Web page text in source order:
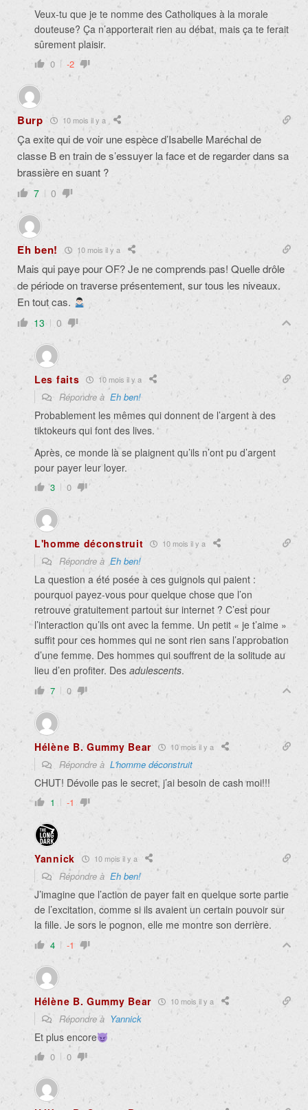
Veux-tu que je te nomme des Catholiques à la morale
douteuse? Ça n’apporterait rien au débat, mais ça te ferait
sûrement plaisir.
0 -2
Burp 10 mois il y a
Ça exite qui de voir une espèce d’Isabelle Maréchal de
classe B en train de s’essuyer la face et de regarder dans sa
brassière en suant ?
7 0
Eh ben! 10 mois il y a
Mais qui paye pour OF? Je ne comprends pas! Quelle drôle
de période on traverse présentement, sur tous les niveaux.
En tout cas.
13 0
Les faits 10 mois il y a
Répondre à Eh ben!
Probablement les mêmes qui donnent de l’argent à des
tiktokeurs qui font des lives.
Après, ce monde là se plaignent qu’ils n’ont pu d’argent
pour payer leur loyer.
3 0
L'homme déconstruit 10 mois il y a
Répondre à Eh ben!
La question a été posée à ces guignols qui paient :
pourquoi payez-vous pour quelque chose que l’on
retrouve gratuitement partout sur internet ? C’est pour
l’interaction qu’ils ont avec la femme. Un petit « je t’aime »
suffit pour ces hommes qui ne sont rien sans l’approbation
d’une femme. Des hommes qui souffrent de la solitude au
lieu d’en profiter. Des adulescents.
7 0
Hélène B. Gummy Bear 10 mois il y a
Répondre à L'homme déconstruit
CHUT! Dévoile pas le secret, j’ai besoin de cash moi!!!
1 -1
Yannick 10 mois il y a
Répondre à Eh ben!
J’imagine que l’action de payer fait en quelque sorte partie
de l’excitation, comme si ils avaient un certain pouvoir sur
la fille. Je sors le pognon, elle me montre son derrière.
4 -1
Hélène B. Gummy Bear 10 mois il y a
Répondre à Yannick
Et plus encore
0 0